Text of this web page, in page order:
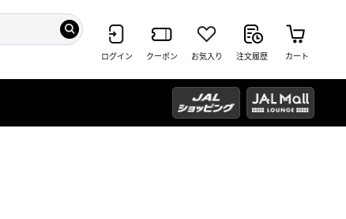
ログイン クーポン お気入り 注文履歴 カート